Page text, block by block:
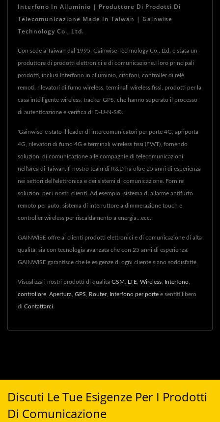
Interfono In Alluminio | Produttore Di Prodotti Di
Telecomunicazione Made In Taiwan | Gainwise
Technology Co., Ltd.
Con sede a Taiwan dal 1995, Gainwise Technology Co., Ltd. è stata un
produttore di prodotti elettronici e di comunicazione.I loro principali
prodotti, inclusi Interfono in alluminio, citofoni, controller di relè
remoti, rilevatori di fumo wireless, terminali wireless fissi, prodotti per la
casa intelligente wireless, tracker GPS, che hanno superato il processo
di autenticazione e verifica di D-U-N-S®.
'Gainwise' è stato il leader di intercomunicatori per porte 4G, apriporta
4G, rilevatori di fumo 4G e terminali wireless fissi (FWT), fornendo
soluzioni di comunicazione alle compagnie di telecomunicazioni
nell'area di Taiwan. Il nostro team di R&D ha oltre 25 anni di esperienza
nei settori dell'elettronica e dei sistemi di comunicazione. Fornire
soluzioni per i nostri clienti. Ad esempio, sistema di allarme antifurto
remoto per auto, sistema di interruttore a dimmerazione touch e
controller wireless per riscaldamento a energia...ecc.
GAINWISE offre ai clienti prodotti elettronici e di comunicazione di alta
qualità, sia con tecnologia avanzata che con 25 anni di esperienza.
GAINWISE garantisce che le esigenze di ogni cliente siano soddisfatte.
Visualizza i nostri prodotti di qualità GSM LTE Wireless Interfono
controllore Apertura GPS Router, Interfono per porte e sentiti libero
di Contattarci
Discuti Le Tue Esigenze Per I Prodotti
Di Comunicazione